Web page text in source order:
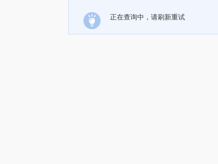
正在查询中，请刷新重试